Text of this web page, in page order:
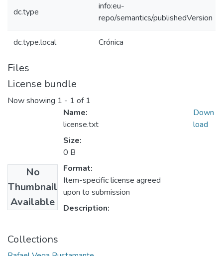
dc.type
info:eu-
repo/semantics/publishedVersion
dc.type.local Crónica
Files
License bundle
Now showing 1 - 1 of 1
No
Thumbnail
Available
Name:
license.txt
Size:
0 B
Format:
Item-specific license agreed
upon to submission
Description:
Down
load
Collections